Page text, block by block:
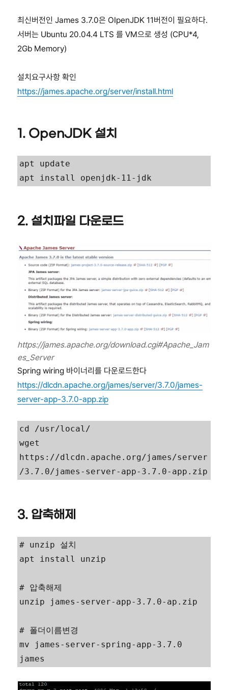
최신버전인 James 3.7.0은 OIpenJDK 11버전이 필요하다.
서버는 Ubuntu 20.04.4 LTS 를 VM으로 생성 (CPU*4,
2Gb Memory)
설치요구사항 확인
https://james.apache.org/server/install.html
1. OpenJDK 설치
apt update
apt install openjdk-11-jdk
2. 설치파일 다운로드
https://james.apache.org/download.cgi#Apache_Jam
es_Server
Spring wiring 바이너리를 다운로드한다
https://dlcdn.apache.org/james/server/3.7.0/james-
server-app-3.7.0-app.zip
cd /usr/local/
wget
https://dlcdn.apache.org/james/server
/3.7.0/james-server-app-3.7.0-app.zip
3. 압축해제
# unzip 설치
apt install unzip
# 압축해제
unzip james-server-app-3.7.0-ap.zip
# 폴더이름변경
mv james-server-spring-app-3.7.0
james